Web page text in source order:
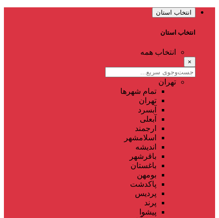
انتخاب استان
انتخاب استان
انتخاب همه
×
تهران
تمام شهر‌ها
تهران
آبسرد
آبعلی
ارجمند
اسلامشهر
اندیشه
باقرشهر
باغستان
بومهن
پاکدشت
پردیس
پرند
پیشوا